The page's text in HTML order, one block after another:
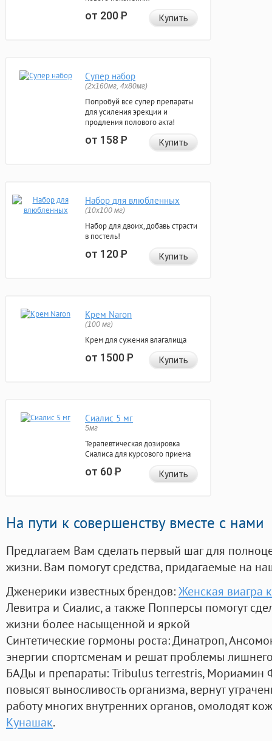
от 200Р Купить
Супер набор
(2х160мг, 4х80мг)
Попробуй все супер препараты
для усиления эрекции и
продления полового акта!
от 158Р Купить
Набор для влюбленных
(10х100 мг)
Набор для двоих, добавь страсти
в постель!
от 120Р Купить
Крем Naron
(100 мг)
Крем для сужения влагалища
от 1500Р Купить
Сиалис 5 мг
5мг
Терапевтическая дозировка
Сиалиса для курсового приема
от 60Р Купить
На пути к совершенству вместе с нами
Предлагаем Вам сделать первый шаг для
жизни. Вам помогут средства, придагаемые на
Дженерики известных брендов:Женская виагра
Левитра и Сиалис, а также Попперсы помогут
жизни более насыщенной и яркой
Синтетические гормоны роста: Динатроп,
энергии спортсменам и решат проблемы
БАДы и препараты:Tribulus terrestris, Мориамин
повысят выносливость организма, вернут
работу многих внутренних органов, омолодят
Кунашак.